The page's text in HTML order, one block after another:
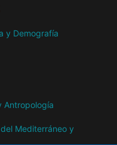
y Demografía
Antropología
Mediterráneo y